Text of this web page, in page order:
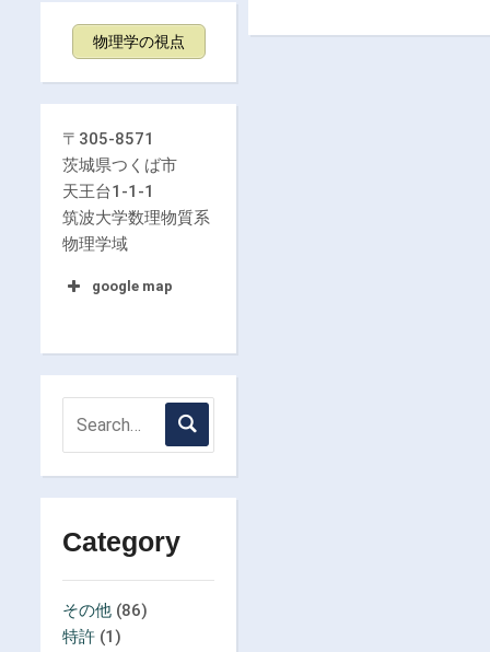
物理学の視点
〒305-8571
茨城県つくば市
天王台1-1-1
筑波大学数理物質系
物理学域
google map
Category
その他 (86)
特許 (1)